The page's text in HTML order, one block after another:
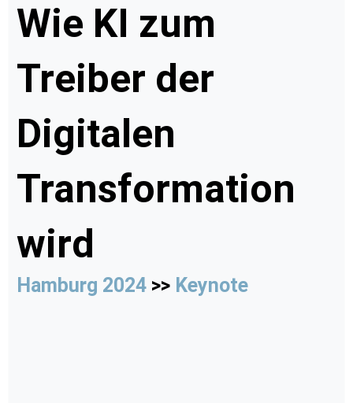
Wie KI zum
Treiber der
Digitalen
Transformation
wird
Hamburg 2024 >> Keynote